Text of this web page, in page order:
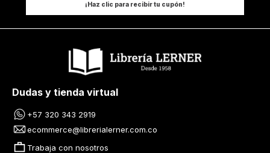
¡Haz clic para recibir tu cupón!
Dudas y tienda virtual
+57 320 343 2919
ecommerce@librerialerner.com.co
Trabaja con nosotros